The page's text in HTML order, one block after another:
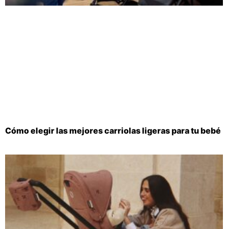
Cómo elegir las mejores carriolas ligeras para tu bebé